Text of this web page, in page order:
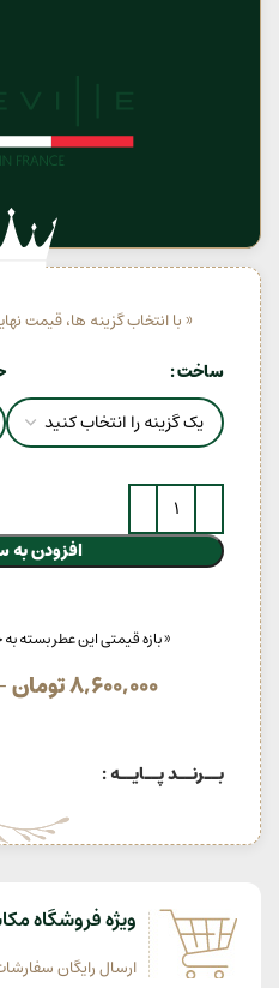
« با انتخاب گزینه ها، قیمت
ساخت
افزودن به
« بازه قیمتی این عطر بسته
8,600,000تومان
بــرنــد پــایــه :
ویژه فروشگاه
ارسال رایگان سفارشات بالای 3